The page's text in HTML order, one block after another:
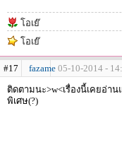
โอเย๊
โอเย๊
#17 fazame 05-10-2014 -
ติดตามนะ>w<เรื่องนี้เคยอ่า
พิเศษ(?)